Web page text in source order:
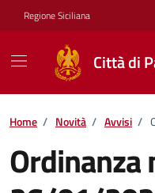
Vai ai contenuti
Vai al footer
Regione Siciliana
Città di
Home / Novità / Avvisi /
Ordinanza